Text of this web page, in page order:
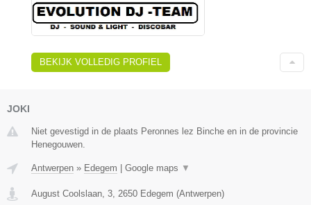
BEKIJK VOLLEDIG PROFIEL
JOKI
Niet gevestigd in de plaats Peronnes lez Binche en in de provincie
Henegouwen.
Antwerpen » Edegem Google maps ▼
August Coolslaan, 3 2650 Edegem (Antwerpen)